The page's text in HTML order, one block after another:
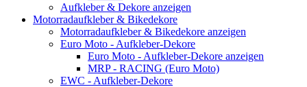
Aufkleber & Dekore anzeigen
Motorradaufkleber & Bikedekore
Motorradaufkleber & Bikedekore anzeigen
Euro Moto - Aufkleber-Dekore
Euro Moto - Aufkleber-Dekore anzeigen
MRP - RACING (Euro Moto)
EWC - Aufkleber-Dekore